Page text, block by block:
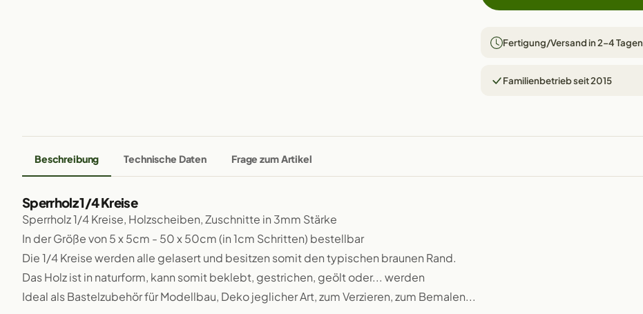
Fertigung/Versand in 2–4 Tagen
Familienbetrieb seit 2015
Beschreibung Technische Daten Frage zum Artikel
Sperrholz 1/4 Kreise
Sperrholz 1/4 Kreise, Holzscheiben, Zuschnitte in 3mm Stärke
In der Größe von 5 x 5cm - 50 x 50cm (in 1cm Schritten) bestellbar
Die 1/4 Kreise werden alle gelasert und besitzen somit den typischen braunen Rand.
Das Holz ist in naturform, kann somit beklebt, gestrichen, geölt oder... werden
Ideal als Bastelzubehör für Modellbau, Deko jeglicher Art, zum Verzieren, zum Bemalen...